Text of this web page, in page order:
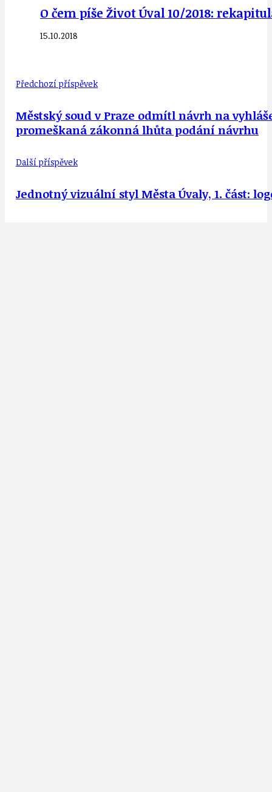
O čem píše Život Úval 10/2018:
15.10.2018
Předchozí příspěvek
Městský soud v Praze odmítl návrh na
promeškaná zákonná lhůta podání návrhu
Další příspěvek
Jednotný vizuální styl Města Úvaly, 1. část: